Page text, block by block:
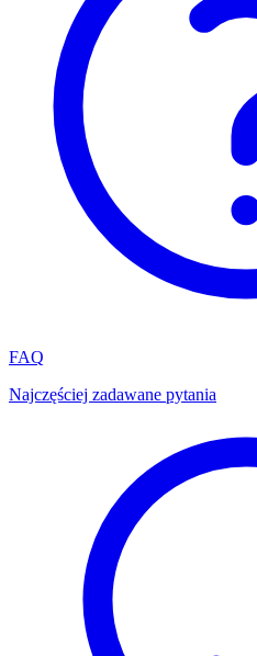
FAQ
Najczęściej zadawane pytania